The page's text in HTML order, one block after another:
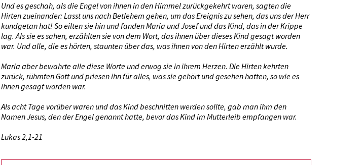
Und es geschah, als die Engel von ihnen in den Himmel zurückgekehrt waren, sagten die
Hirten zueinander: Lasst uns nach Betlehem gehen, um das Ereignis zu sehen, das uns der Herr
kundgetan hat! So eilten sie hin und fanden Maria und Josef und das Kind, das in der Krippe
lag. Als sie es sahen, erzählten sie von dem Wort, das ihnen über dieses Kind gesagt worden
war. Und alle, die es hörten, staunten über das, was ihnen von den Hirten erzählt wurde.
Maria aber bewahrte alle diese Worte und erwog sie in ihrem Herzen. Die Hirten kehrten
zurück, rühmten Gott und priesen ihn für alles, was sie gehört und gesehen hatten, so wie es
ihnen gesagt worden war.
Als acht Tage vorüber waren und das Kind beschnitten werden sollte, gab man ihm den
Namen Jesus, den der Engel genannt hatte, bevor das Kind im Mutterleib empfangen war.
Lukas 2,1-21